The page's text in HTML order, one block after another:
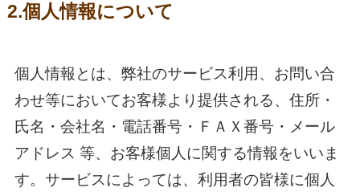
2.個人情報について
個人情報とは、弊社のサービス利用、お問い合
わせ等においてお客様より提供される、住所・
氏名・会社名・電話番号・ＦＡＸ番号・メール
アドレス 等、お客様個人に関する情報をいいま
す。サービスによっては、利用者の皆様に個人